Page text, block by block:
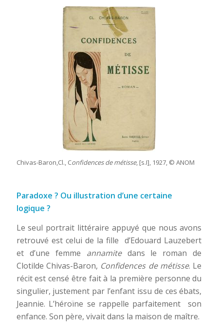
Chivas-Baron,Cl.,
Confidences de
métisse, [s.I],
1927, © ANOM
Chivas-Baron,Cl., Confidences de métisse, [s.I], 1927, © ANOM
Paradoxe ? Ou illustration d’une certaine
logique ?
Le seul portrait littéraire appuyé que nous avons
retrouvé est celui de la fille d’Edouard Lauzebert
et d’une femme annamite dans le roman de
Clotilde Chivas-Baron, Confidences de métisse. Le
récit est censé être fait à la première personne du
singulier, justement par l’enfant issu de ces ébats,
Jeannie. L’héroïne se rappelle parfaitement son
enfance. Son père, vivait dans la maison de maître.